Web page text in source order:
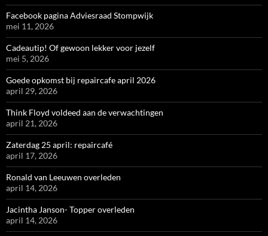
Facebook pagina Adviesraad Stompwijk
mei 11, 2026
Cadeautip! Of gewoon lekker voor jezelf
mei 5, 2026
Goede opkomst bij repaircafe april 2026
april 29, 2026
Think Floyd voldeed aan de verwachtingen
april 21, 2026
Zaterdag 25 april: repaircafé
april 17, 2026
Ronald van Leeuwen overleden
april 14, 2026
Jacintha Janson- Topper overleden
april 14, 2026